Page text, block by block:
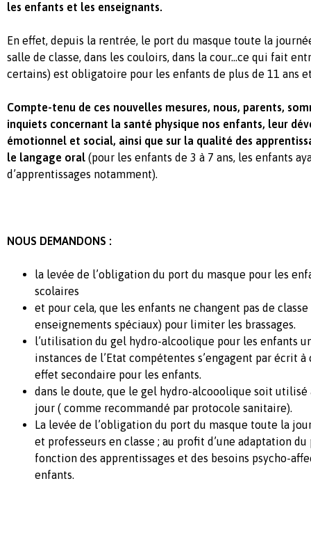
les enfants et les enseignants.
En effet, depuis la rentrée, le port du masque toute la
salle de classe, dans les couloirs, dans la cour…ce qui fait
certains) est obligatoire pour les enfants de plus de 11 ans
Compte-tenu de ces nouvelles mesures, nous, parents,
inquiets concernant la santé physique nos enfants, leur
émotionnel et social, ainsi que sur la qualité des
le langage oral (pour les enfants de 3 à 7 ans, les enfants
d’apprentissages notamment).
NOUS DEMANDONS :
la levée de l’obligation du port du masque pour les
scolaires
et pour cela, que les enfants ne changent pas de classe
enseignements spéciaux) pour limiter les brassages.
l’utilisation du gel hydro-alcoolique pour les enfants
instances de l’Etat compétentes s’engagent par écrit à
effet secondaire pour les enfants.
dans le doute, que le gel hydro-alcooolique soit utilisé
jour ( comme recommandé par protocole sanitaire).
La levée de l’obligation du port du masque toute la
et professeurs en classe ; au profit d’une adaptation
fonction des apprentissages et des besoins psycho-
enfants.